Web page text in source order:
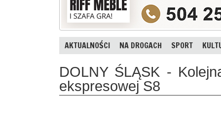
AKTUALNOŚCI NA DROGACH SPORT
DOLNY ŚLĄSK -
ekspresowej S8